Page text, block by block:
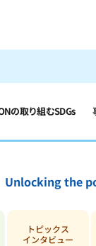
の取り組むSDGs
Unlocking the
トピックス
インタビュー